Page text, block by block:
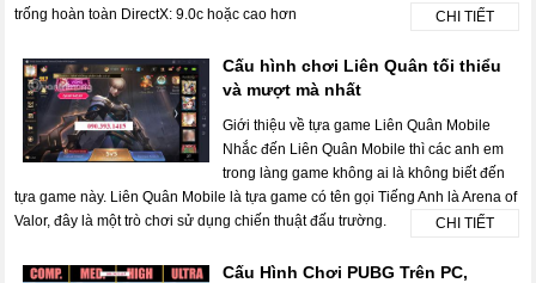
trống hoàn toàn DirectX: 9.0c hoặc cao hơn CHI TIẾT
Cấu hình chơi Liên Quân tối thiểu
và mượt mà nhất
Giới thiệu về tựa game Liên Quân Mobile
Nhắc đến Liên Quân Mobile thì các anh em
trong làng game không ai là không biết đến
tựa game này. Liên Quân Mobile là tựa game có tên gọi Tiếng Anh là Arena of
Valor, đây là một trò chơi sử dụng chiến thuật đấu trường.
CHI TIẾT
Cấu Hình Chơi PUBG Trên PC,